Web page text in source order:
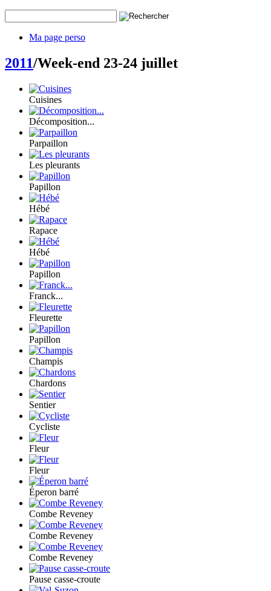
Ma page perso
2011/Week-end 23-24 juillet
Cuisines
Décomposition...
Parpaillon
Les pleurants
Papillon
Hébé
Rapace
Hébé
Papillon
Franck...
Fleurette
Papillon
Champis
Chardons
Sentier
Cycliste
Fleur
Fleur
Éperon barré
Combe Reveney
Combe Reveney
Combe Reveney
Pause casse-croute